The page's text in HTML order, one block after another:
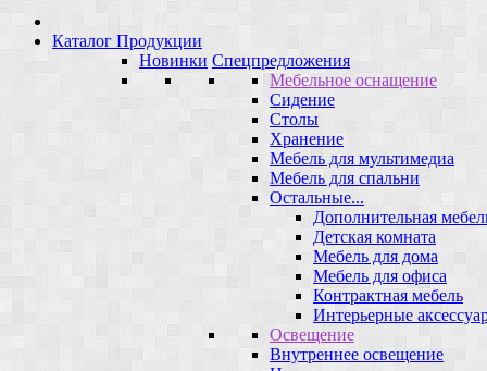
Каталог Продукции
Новинки Спецпредложения
Мебельное оснащение
Сидение
Столы
Хранение
Мебель для мультимедиа
Мебель для спальни
Остальные...
Дополнительная
Детская комната
Мебель для дома
Мебель для офиса
Контрактная мебель
Интерьерные
Освещение
Внутреннее освещение